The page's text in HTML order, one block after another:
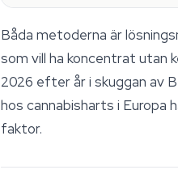
Båda metoderna är
som vill ha koncentrat utan
2026 efter år i skuggan av
hos cannabisharts i
faktor.